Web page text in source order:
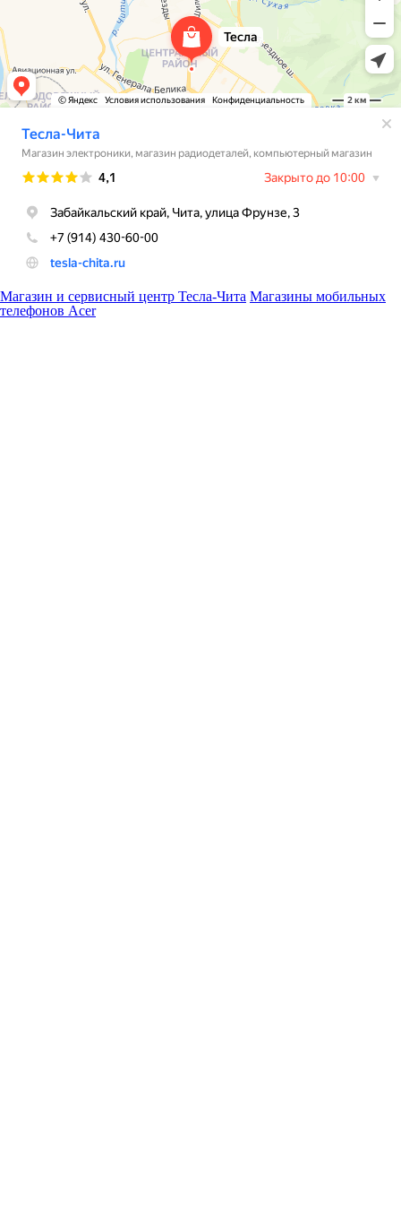
Магазин и сервисный центр Тесла-Чита Магазины мобильных
телефонов Acer